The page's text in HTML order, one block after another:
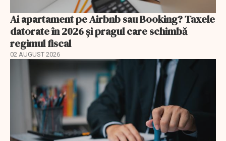
Ai apartament pe Airbnb sau Booking? Taxele
datorate în 2026 și pragul care schimbă
regimul fiscal
02 AUGUST 2026